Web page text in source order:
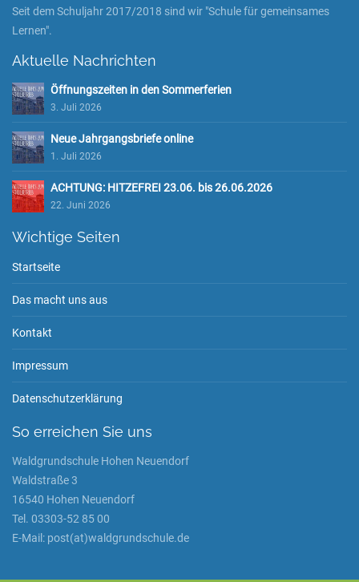
Seit dem Schuljahr 2017/2018 sind wir "Schule für gemeinsames
Lernen".
Aktuelle Nachrichten
Öffnungszeiten in den Sommerferien
3. Juli 2026
Neue Jahrgangsbriefe online
1. Juli 2026
ACHTUNG: HITZEFREI 23.06. bis 26.06.2026
22. Juni 2026
Wichtige Seiten
Startseite
Das macht uns aus
Kontakt
Impressum
Datenschutzerklärung
So erreichen Sie uns
Waldgrundschule Hohen Neuendorf
Waldstraße 3
16540 Hohen Neuendorf
Tel. 03303-52 85 00
E-Mail: post(at)waldgrundschule.de